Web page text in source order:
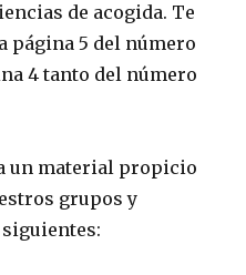
de acogida. Te
página 5 del número
4 tanto del número
un material propicio
grupos y